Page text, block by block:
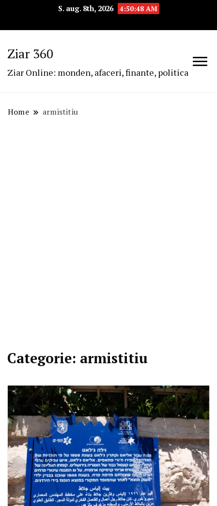
S. aug. 8th, 2026 4:50:48 AM
Ziar 360
Ziar Online: monden, afaceri, finante, politica
Home armistitiu
Categorie: armistitiu